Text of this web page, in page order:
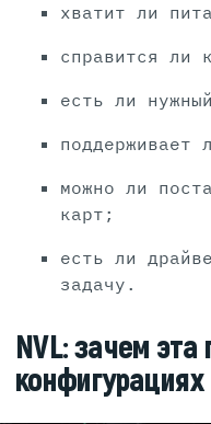
хватит ли
справится ли
есть ли
поддерживает
можно ли
карт;
есть ли
задачу.
NVL: зачем
конфигурациях